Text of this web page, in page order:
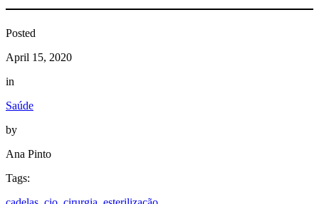
Posted
April 15, 2020
in
Saúde
by
Ana Pinto
Tags: